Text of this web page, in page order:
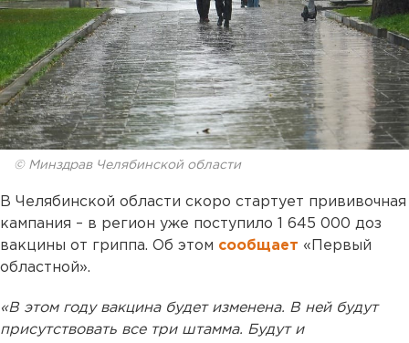
© Минздрав Челябинской области
В Челябинской области скоро стартует прививочная
кампания – в регион уже поступило 1 645 000 доз
вакцины от гриппа. Об этом сообщает «Первый
областной».
«В этом году вакцина будет изменена. В ней будут
присутствовать все три штамма. Будут и